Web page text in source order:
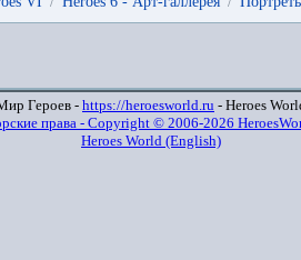
Героев -https://heroesworld.ru - Heroes
права - Copyright © 2006-2026
Heroes World (English)